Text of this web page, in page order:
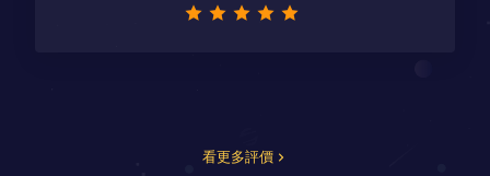
看更多評價